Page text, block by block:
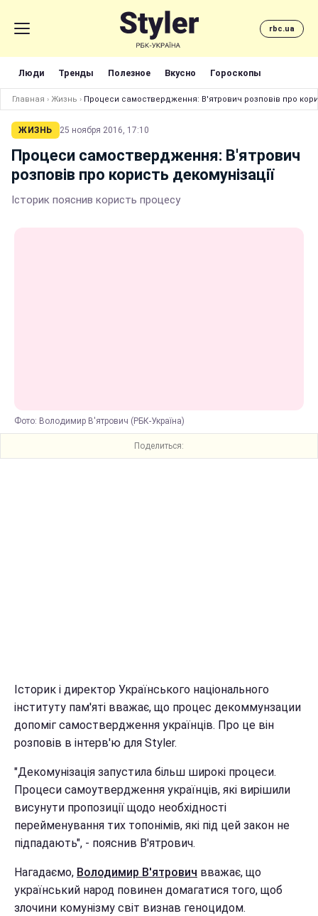
rbc.ua
Люди Тренды Полезное Вкусно Гороскопы
Главная › Жизнь › Процеси самоствердження: В'ятрович розповів про
ЖИЗНЬ 25 ноября 2016, 17:10
Процеси самоствердження: В'ятрович
розповів про користь декомунізації
Історик пояснив користь процесу
Фото: Володимир В'ятрович (РБК-Україна)
Поделиться:
Історик і директор Українського національного
інституту пам'яті вважає, що процес декоммунзации
допоміг самоствердження українців. Про це він
розповів в інтерв'ю для Styler.
"Декомунізація запустила більш широкі процеси.
Процеси самоутвердження українців, які вирішили
висунути пропозиції щодо необхідності
перейменування тих топонімів, які під цей закон не
підпадають", - пояснив В'ятрович.
Нагадаємо, Володимир В'ятрович вважає, що
український народ повинен домагатися того, щоб
злочини комунізму світ визнав геноцидом.